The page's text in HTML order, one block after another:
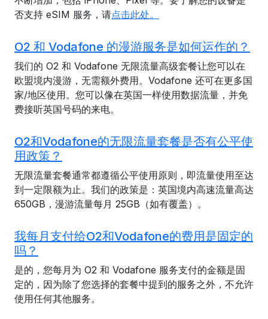
否支持 eSIM 服务，请点击此处。
O2 和 Vodafone 的漫游服务是如何运作的？
我们的 O2 和 Vodafone 无限流量高级套餐让您可以在
欧盟境内漫游，无需额外费用。Vodafone 还可在更多国
家/地区使用。您可以像在英国一样使用数据流量，并免
费接听英国号码的来电。
O2和Vodafone的无限流量套餐是否有公平使
用政策？
无限流量套餐通常都遵循公平使用原则，即流量使用至达
到一定限额为止。我们的政策是：英国境内高速流量高达
650GB，漫游流量每月 25GB（如有覆盖）。
我每月支付给O2和Vodafone的费用是固定的
吗？
是的，您每月为 O2 和 Vodafone 服务支付的金额是固
定的，因为除了您选择的套餐中提到的服务之外，不允许
使用任何其他服务。